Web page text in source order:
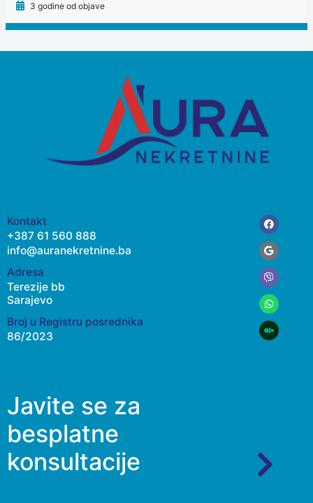
3 godine od objave
Kontakt
+387 61 560 888
info@auranekretnine.ba
Adresa
Terezije bb
Sarajevo
Broj u Registru posrednika
86/2023
Facebook
Google
Viber
Javite se za
besplatne
konsultacije